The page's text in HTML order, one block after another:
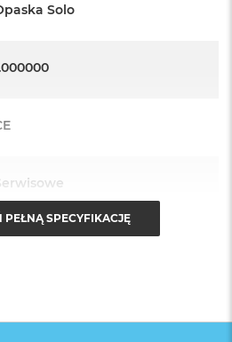
Solo
PEŁNĄ SPECYFIKACJĘ